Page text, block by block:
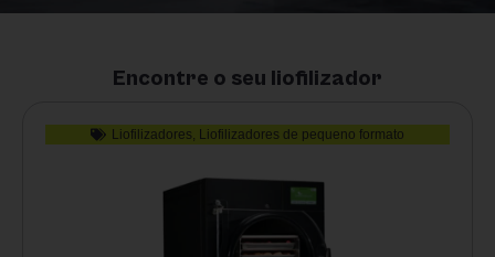
Encontre o seu liofilizador
Liofilizadores, Liofilizadores de pequeno formato